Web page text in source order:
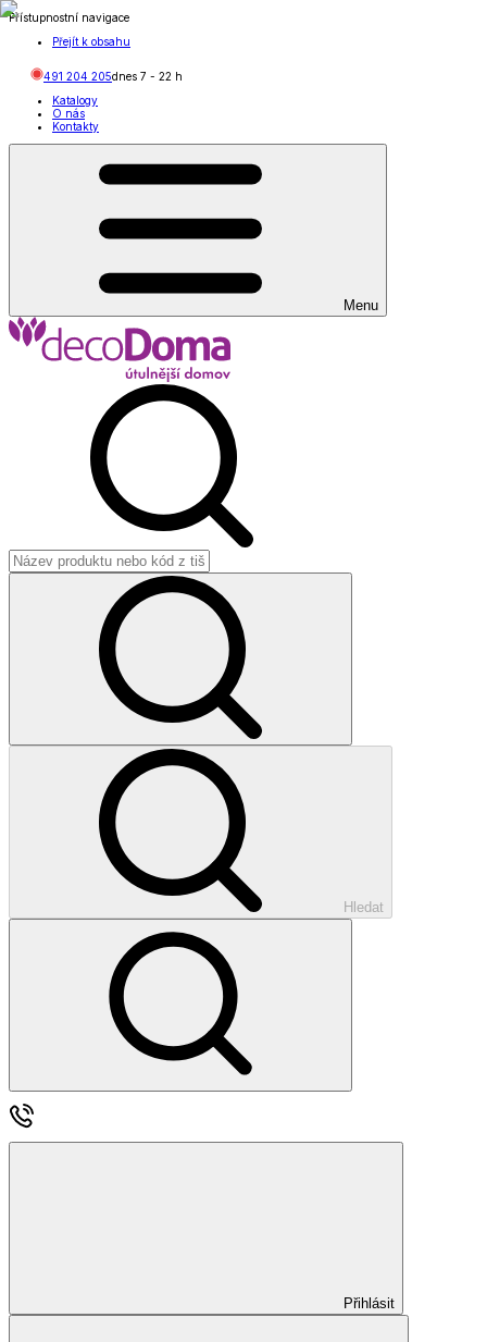
Přístupnostní navigace
Přejít k obsahu
491 204 205dnes 7 - 22 h
Katalogy
O nás
Kontakty
Menu
Hledat
Přihlásit